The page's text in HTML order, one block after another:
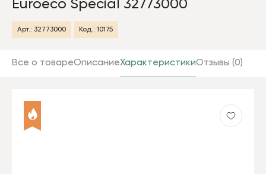
Euroeco Special 32773000
Арт.: 32773000 Код.: 10175
Все о товареОписаниеХарактеристикиОтзывы (0)